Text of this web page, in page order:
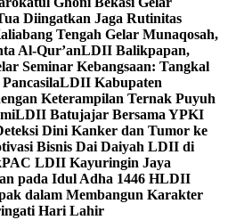
Diingatkan Jaga Rutinitas
Tengah Gelar Munaqosah,
Al-Qur’anLDII Balikpapan,
Seminar Kebangsaan: Tangkal
LDII Kabupaten
Keterampilan Ternak Puyuh
LDII Batujajar Bersama YPKI
Dini Kanker dan Tumor ke
Bisnis Dai Daiyah LDII di
PAC LDII Kayuringin Jaya
pada Idul Adha 1446 HLDII
dalam Membangun Karakter
Hari Lahir